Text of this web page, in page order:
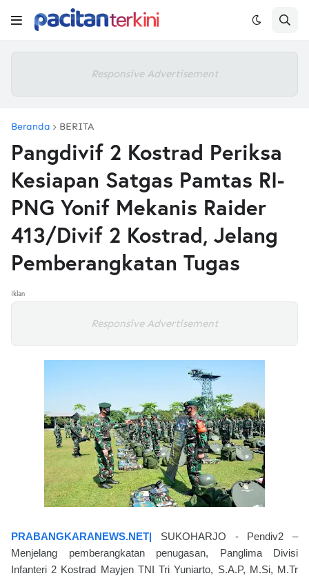
Responsive Advertisement
Beranda BERITA
Pangdivif 2 Kostrad Periksa
Kesiapan Satgas Pamtas RI-
PNG Yonif Mekanis Raider
413/Divif 2 Kostrad, Jelang
Pemberangkatan Tugas
Iklan
Responsive Advertisement
PRABANGKARANEWS.NET| SUKOHARJO - Pendiv2 –
Menjelang pemberangkatan penugasan, Panglima Divisi
Infanteri 2 Kostrad Mayjen TNI Tri Yuniarto, S.A.P, M.Si, M.Tr